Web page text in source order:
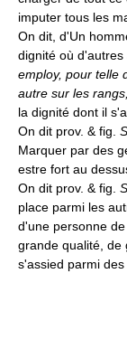
imputer tous les
On dit, d'Un
dignité où d'autres
employ, pour telle
autre sur les rangs,
la dignité dont il
On dit prov. & fig.
Marquer par des
estre fort au
On dit prov. & fig.
place parmi les
d'une personne
grande qualité, de
s'assied parmi